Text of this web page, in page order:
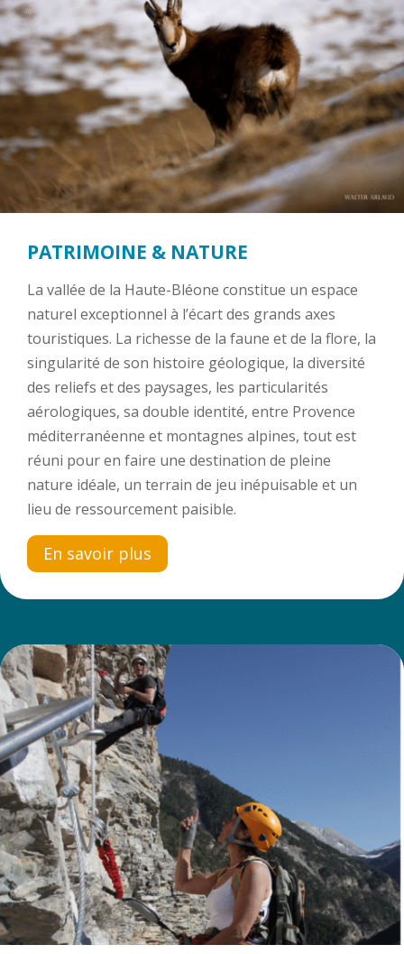
PATRIMOINE & NATURE
La vallée de la Haute-Bléone constitue un espace
naturel exceptionnel à l’écart des grands axes
touristiques. La richesse de la faune et de la flore, la
singularité de son histoire géologique, la diversité
des reliefs et des paysages, les particularités
aérologiques, sa double identité, entre Provence
méditerranéenne et montagnes alpines, tout est
réuni pour en faire une destination de pleine
nature idéale, un terrain de jeu inépuisable et un
lieu de ressourcement paisible.
En savoir plus